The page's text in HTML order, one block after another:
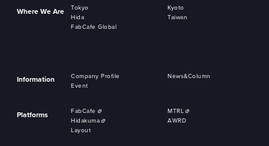
Where We Are Tokyo
Kyoto
Hida
Taiwan
FabCafe Global
Information Company Profile
News&Column
Event
Platforms FabCafe
MTRL
Hidakuma
AWRD
Layout